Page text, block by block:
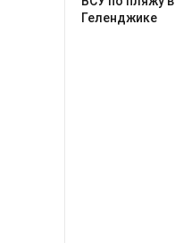
Геленджике